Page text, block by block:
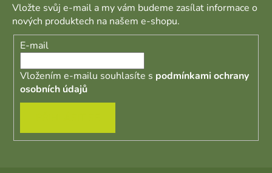
Vložte svůj e-mail a my vám budeme zasílat informace o
nových produktech na našem e-shopu.
E-mail
Vložením e-mailu souhlasíte s podmínkami ochrany
osobních údajů